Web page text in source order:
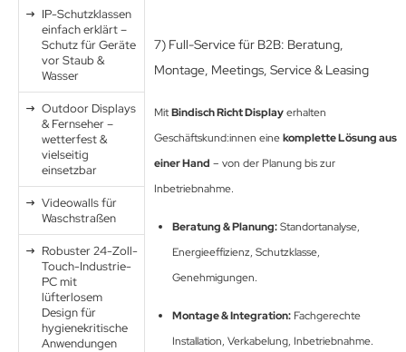
IP-Schutzklassen
einfach erklärt –
Schutz für Geräte
vor Staub &
Wasser
Outdoor Displays
& Fernseher –
wetterfest &
vielseitig
einsetzbar
Videowalls für
Waschstraßen
Robuster 24-Zoll-
Touch-Industrie-
PC mit
lüfterlosem
Design für
hygienekritische
Anwendungen
7) Full-Service für B2B: Beratung,
Montage, Meetings, Service & Leasing
MitBindisch Richt Displayerhalten
Geschäftskund:innen einekomplette Lösung aus
einer Hand – von der Planung bis zur
Inbetriebnahme.
Beratung & Planung:Standortanalyse,
Energieeffizienz, Schutzklasse,
Genehmigungen.
Montage & Integration: Fachgerechte
Installation, Verkabelung, Inbetriebnahme.